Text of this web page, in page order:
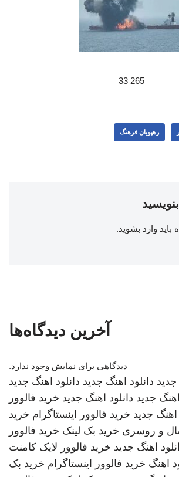
265 33
رهپویان فرهنگ
باید وارد بشوید.
آخرین دیدگاه‌ها
دیدگاهی برای نمایش وجود ندارد.
جدید دانلود اهنگ جدید دانلود اهنگ جدید
اهنگ جدید دانلود اهنگ جدید خرید فالوور
اهنگ جدید خرید فالوور اینستاگرام خرید
و روسری خرید بک لینک خرید فالوور
اهنگ جدید خرید فالوور لایک کامنت
اهنگ خرید فالوور اینستاگرام خرید بک